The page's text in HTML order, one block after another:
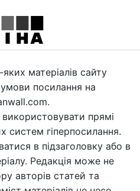
матеріалів сайту
посилання на
використовувати прямі
систем гіперпосилання.
в підзаголовку або в
Редакція може не
авторів статей та